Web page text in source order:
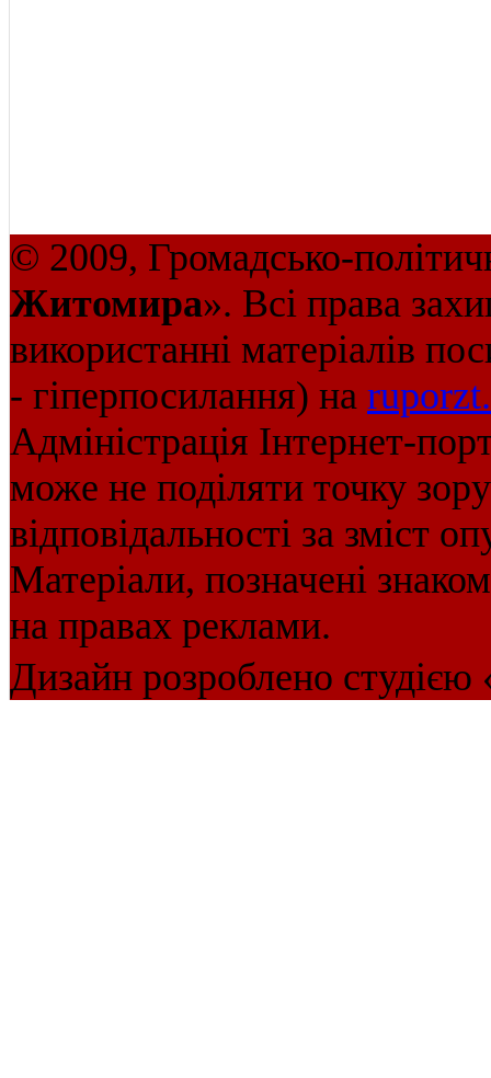
© 2009, Громадсько-
Житомира». Всі права
використанні матеріалів
- гіперпосилання) на
Адміністрація Інтернет-
може не поділяти точку
відповідальності за зміст
Матеріали, позначені
на правах реклами.
Дизайн розроблено студією